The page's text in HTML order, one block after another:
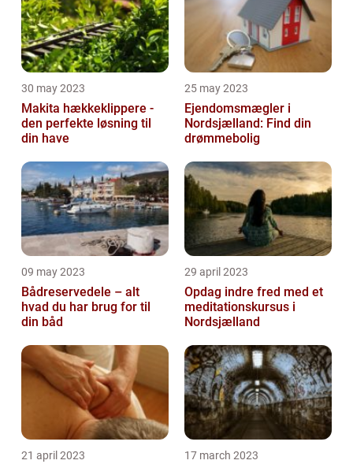
30 may 2023
Makita hækkeklippere -
den perfekte løsning til
din have
25 may 2023
Ejendomsmægler i
Nordsjælland: Find din
drømmebolig
09 may 2023
Bådreservedele – alt
hvad du har brug for til
din båd
29 april 2023
Opdag indre fred med et
meditationskursus i
Nordsjælland
21 april 2023 17 march 2023